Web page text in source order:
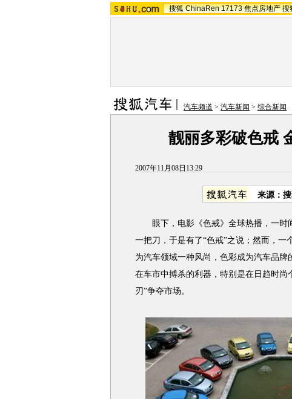
搜狐 ChinaRen 17173 焦点房地产 搜
汽车频道 > 汽车新闻 > 综合新闻
靓丽多彩破色戒
2007年11月08日13:29
来源：
眼下，电影《色戒》全球热播，一时
一把刀，于是有了“色戒”之说；然而，
为汽车领域一种风尚，色彩成为汽车品
在车市中搏杀的利器，特别是在日趋时
刃”争夺市场。